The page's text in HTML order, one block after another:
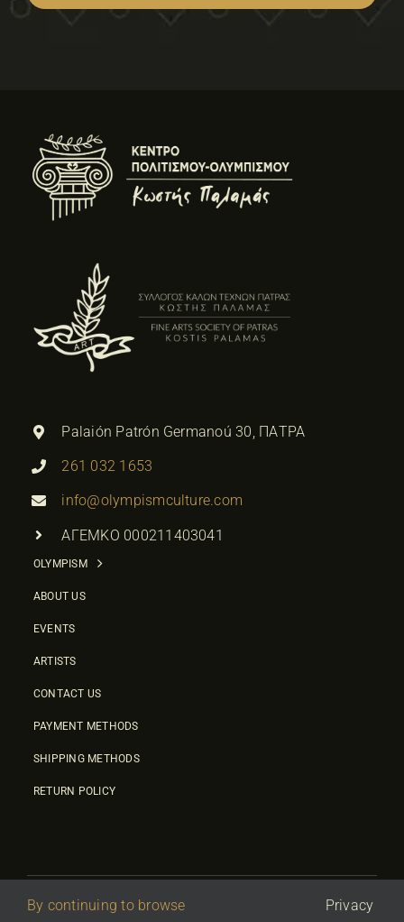
Palaión Patrón Germanoú 30, ΠΑΤΡΑ
261 032 1653
info@olympismculture.com
ΑΓΕΜΚΟ 000211403041
OLYMPISM
ABOUT US
EVENTS
ARTISTS
CONTACT US
PAYMENT METHODS
SHIPPING METHODS
RETURN POLICY
© 2026 • Olympic Culture Center • Powered By First Idea |
By continuing to browse
Privacy